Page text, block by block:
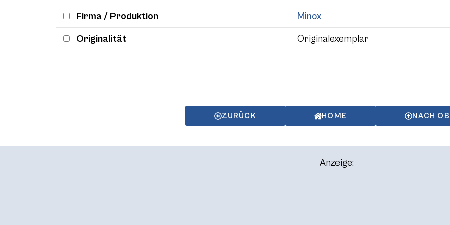
Firma / Produktion Minox
Originalität Originalexemplar
ZURÜCK HOME NACH
Anzeige: